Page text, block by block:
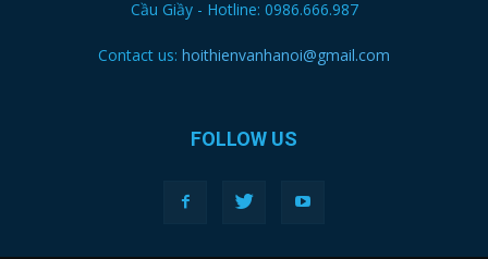
Cầu Giầy - Hotline: 0986.666.987
Contact us: hoithienvanhanoi@gmail.com
FOLLOW US